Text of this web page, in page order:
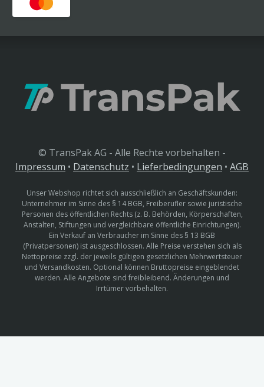
© TransPak AG - Alle Rechte vorbehalten -
Impressum • Datenschutz • Lieferbedingungen • AGB
Unser Webshop richtet sich ausschließlich an Geschäftskunden:
Unternehmer im Sinne des § 14 BGB, Freiberufler sowie juristische
Personen des öffentlichen Rechts (z. B. Behörden, Körperschaften,
Anstalten, Stiftungen und vergleichbare öffentliche Einrichtungen).
Ein Verkauf an Verbraucher im Sinne des § 13 BGB
(Privatpersonen) ist ausgeschlossen. Alle Preise verstehen sich als
Nettopreise zzgl. der jeweils gültigen gesetzlichen Mehrwertsteuer
und Versandkosten. Optional können Bruttopreise eingeblendet
werden. Alle Angebote sind freibleibend. Änderungen und
Irrtümer vorbehalten.